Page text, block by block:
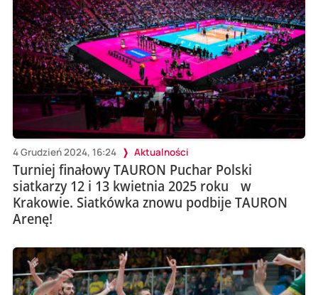
4 Grudzień 2024, 16:24 Aktualności
Turniej finałowy TAURON Puchar Polski
siatkarzy 12 i 13 kwietnia 2025 roku w
Krakowie. Siatkówka znowu podbije TAURON
Arenę!